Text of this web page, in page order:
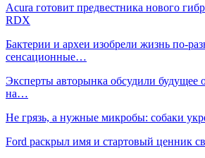
Acura готовит предвестника нового
RDX
Бактерии и археи изобрели жизнь по-
сенсационные…
Эксперты авторынка обсудили будущее
на…
Не грязь, а нужные микробы: собаки
Ford раскрыл имя и стартовый ценник